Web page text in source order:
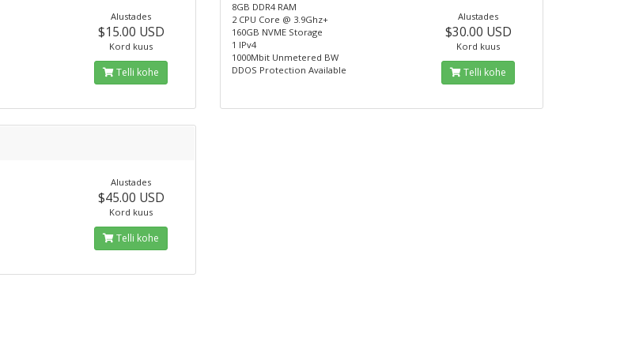
Alustades
$15.00 USD
Kord kuus
Telli kohe
8GB DDR4 RAM
2 CPU Core @ 3.9Ghz+
160GB NVME Storage
1 IPv4
1000Mbit Unmetered BW
DDOS Protection Available
Alustades
$30.00 USD
Kord kuus
Telli kohe
Alustades
$45.00 USD
Kord kuus
Telli kohe